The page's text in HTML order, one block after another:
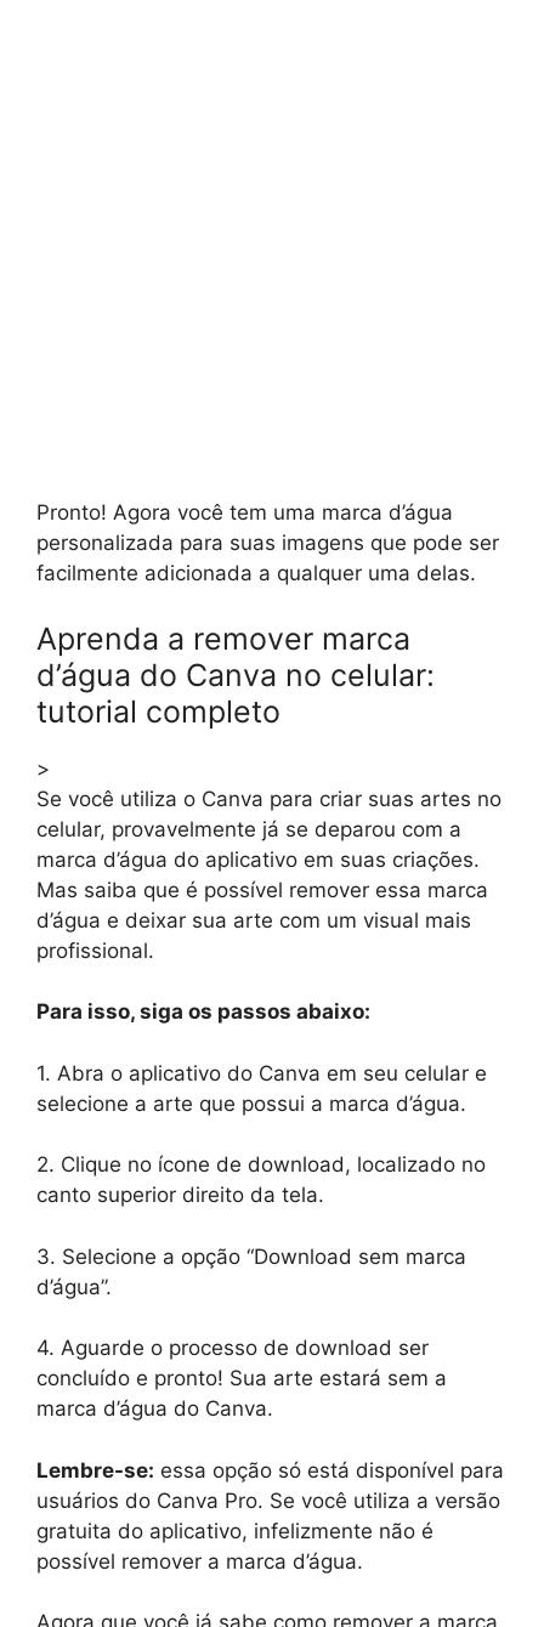
Pronto! Agora você tem uma marca d’água
personalizada para suas imagens que pode ser
facilmente adicionada a qualquer uma delas.
Aprenda a remover marca
d’água do Canva no celular:
tutorial completo
>
Se você utiliza o Canva para criar suas artes no
celular, provavelmente já se deparou com a
marca d’água do aplicativo em suas criações.
Mas saiba que é possível remover essa marca
d’água e deixar sua arte com um visual mais
profissional.
Para isso, siga os passos abaixo:
1. Abra o aplicativo do Canva em seu celular e
selecione a arte que possui a marca d’água.
2. Clique no ícone de download, localizado no
canto superior direito da tela.
3. Selecione a opção “Download sem marca
d’água”.
4. Aguarde o processo de download ser
concluído e pronto! Sua arte estará sem a
marca d’água do Canva.
Lembre-se: essa opção só está disponível para
usuários do Canva Pro. Se você utiliza a versão
gratuita do aplicativo, infelizmente não é
possível remover a marca d’água.
Agora que você já sabe como remover a marca